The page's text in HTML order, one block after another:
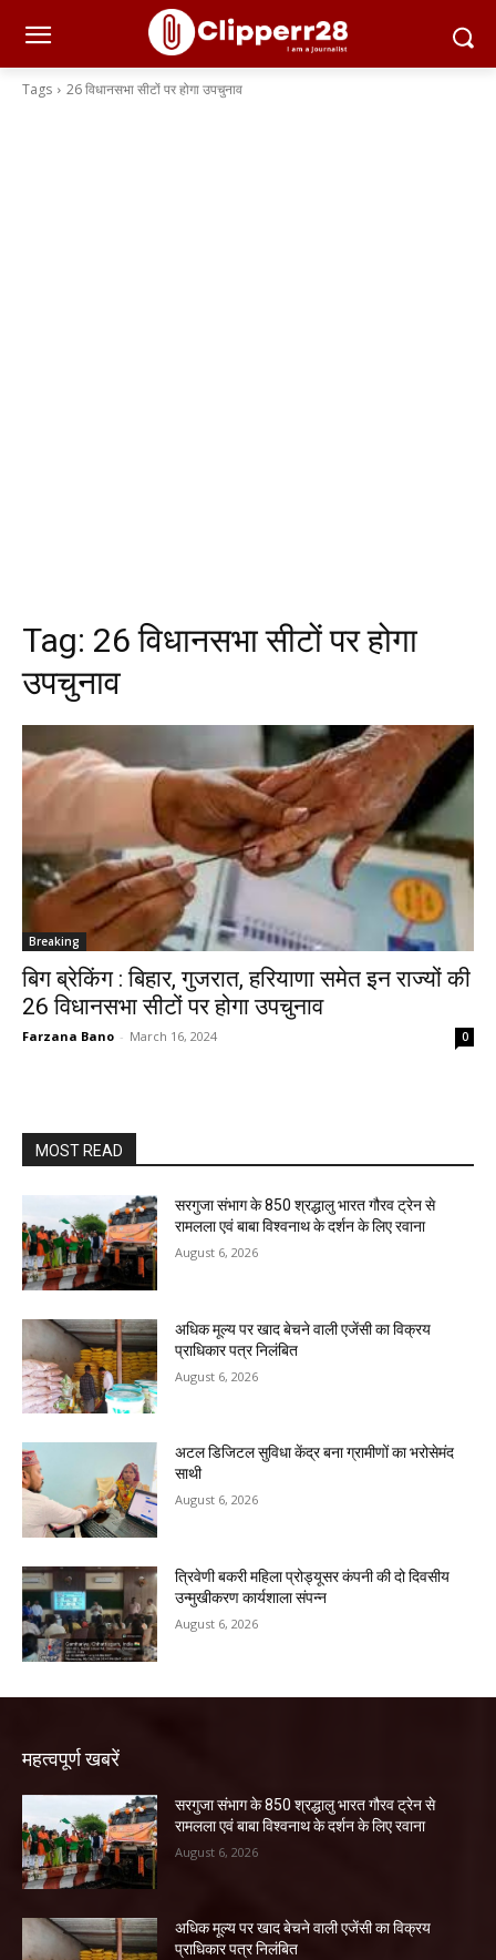
Tags 26 विधानसभा सीटों पर होगा उपचुनाव
Tag: 26 विधानसभा सीटों पर होगा
उपचुनाव
Breaking
बिग ब्रेकिंग : बिहार, गुजरात, हरियाणा समेत इन राज्यों की
26 विधानसभा सीटों पर होगा उपचुनाव
Farzana Bano - March 16, 2024 0
MOST READ
सरगुजा संभाग के 850 श्रद्धालु भारत गौरव ट्रेन से
रामलला एवं बाबा विश्वनाथ के दर्शन के लिए रवाना
August 6, 2026
अधिक मूल्य पर खाद बेचने वाली एजेंसी का विक्रय
प्राधिकार पत्र निलंबित
August 6, 2026
अटल डिजिटल सुविधा केंद्र बना ग्रामीणों का भरोसेमंद
साथी
August 6, 2026
त्रिवेणी बकरी महिला प्रोड्यूसर कंपनी की दो दिवसीय
उन्मुखीकरण कार्यशाला संपन्न
August 6, 2026
महत्वपूर्ण खबरें
सरगुजा संभाग के 850 श्रद्धालु भारत गौरव ट्रेन से
रामलला एवं बाबा विश्वनाथ के दर्शन के लिए रवाना
August 6, 2026
अधिक मूल्य पर खाद बेचने वाली एजेंसी का विक्रय
प्राधिकार पत्र निलंबित